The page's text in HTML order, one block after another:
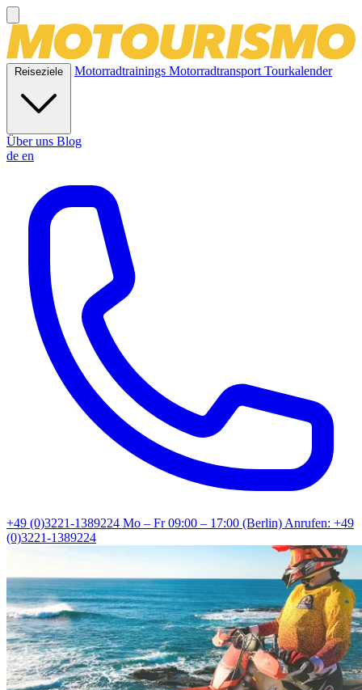
Reiseziele Motorradtrainings MotorradtransportTourkalender
Über uns Blog
de en
+49 (0)3221-1389224 Mo – Fr 09:00 – 17:00 (Berlin)Anrufen: +49
(0)3221-1389224